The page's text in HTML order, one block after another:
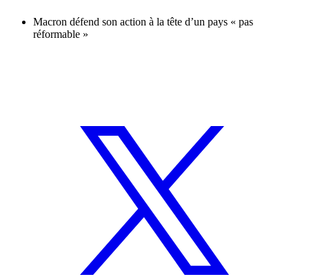
Macron défend son action à la tête d’un pays « pas
réformable »